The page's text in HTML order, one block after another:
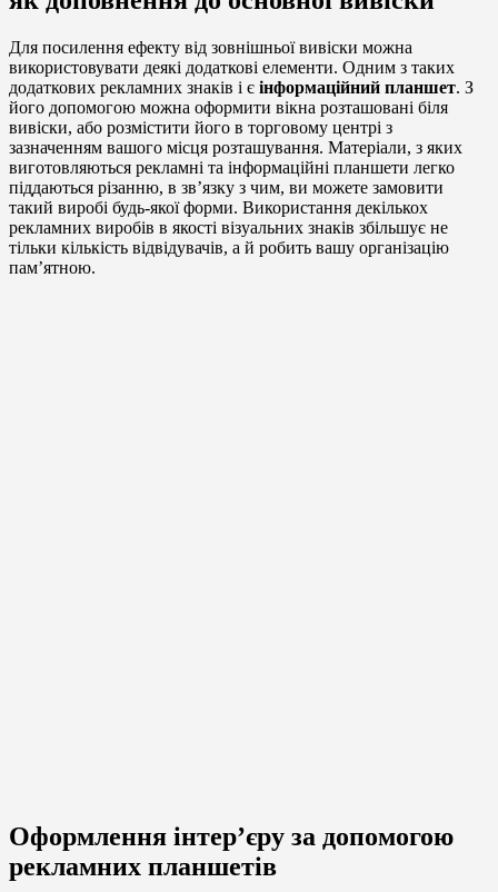
Для посилення ефекту від зовнішньої вивіски можна
використовувати деякі додаткові елементи. Одним з таких
додаткових рекламних знаків і є інформаційний планшет. З
його допомогою можна оформити вікна розташовані біля
вивіски, або розмістити його в торговому центрі з
зазначенням вашого місця розташування. Матеріали, з яких
виготовляються рекламні та інформаційні планшети легко
піддаються різанню, в зв’язку з чим, ви можете замовити
такий виробі будь-якої форми. Використання декількох
рекламних виробів в якості візуальних знаків збільшує не
тільки кількість відвідувачів, а й робить вашу організацію
пам’ятною.
Оформлення інтер’єру за допомогою
рекламних планшетів